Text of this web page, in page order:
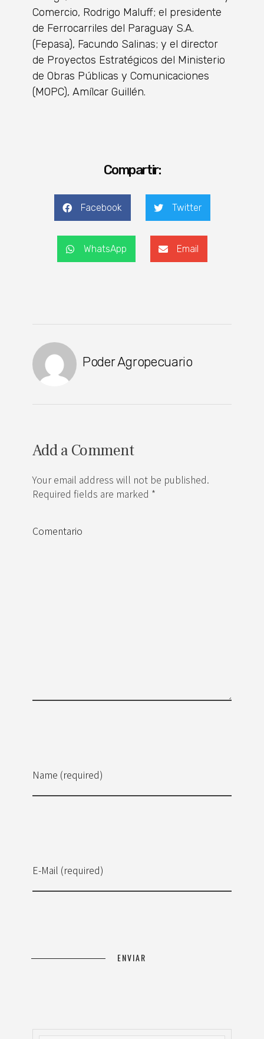
Comercio, Rodrigo Maluff; el presidente
de Ferrocarriles del Paraguay S.A.
(Fepasa), Facundo Salinas; y el director
de Proyectos Estratégicos del Ministerio
de Obras Públicas y Comunicaciones
(MOPC), Amílcar Guillén.
Compartir:
Facebook Twitter
WhatsApp Email
Poder Agropecuario
Add a Comment
Your email address will not be published.
Required fields are marked *
Name (required)
E-Mail (required)
Comentario